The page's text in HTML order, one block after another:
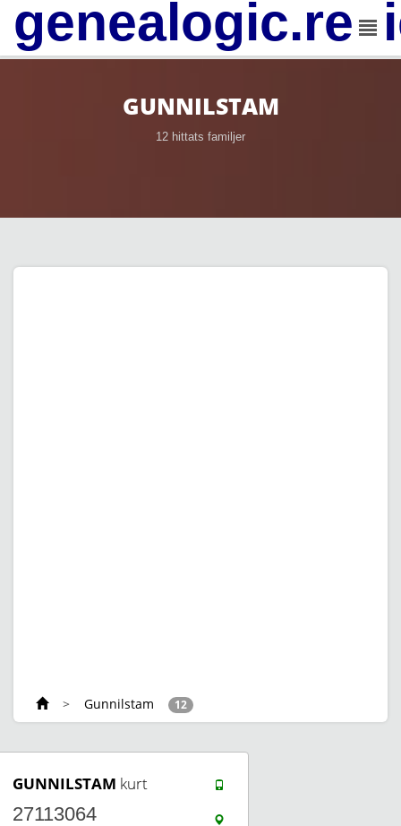
GUNNILSTAM
12 hittats familjer
> Gunnilstam 12
GUNNILSTAM kurt
27113064